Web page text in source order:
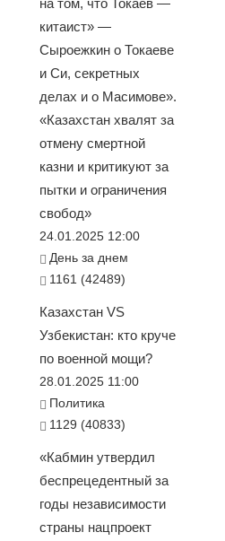
на том, что Токаев —
китаист» —
Сыроежкин о Токаеве
и Си, секретных
делах и о Масимове».
«Казахстан хвалят за
отмену смертной
казни и критикуют за
пытки и ограничения
свобод»
24.01.2025 12:00
День за днем
1161 (42489)
Казахстан VS
Узбекистан: кто круче
по военной мощи?
28.01.2025 11:00
Политика
1129 (40833)
«Кабмин утвердил
беспрецедентный за
годы независимости
страны нацпроект